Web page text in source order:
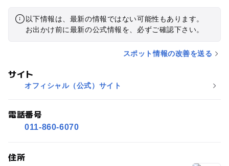
以下情報は、最新の情報ではない可能性もあります。
お出かけ前に最新の公式情報を、必ずご確認下さい。
スポット情報の改善を送る
サイト
オフィシャル（公式）サイト
電話番号
011-860-6070
住所